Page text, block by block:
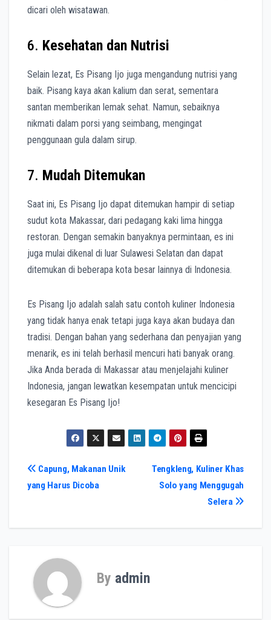
dicari oleh wisatawan.
6. Kesehatan dan Nutrisi
Selain lezat, Es Pisang Ijo juga mengandung nutrisi yang
baik. Pisang kaya akan kalium dan serat, sementara
santan memberikan lemak sehat. Namun, sebaiknya
nikmati dalam porsi yang seimbang, mengingat
penggunaan gula dalam sirup.
7. Mudah Ditemukan
Saat ini, Es Pisang Ijo dapat ditemukan hampir di setiap
sudut kota Makassar, dari pedagang kaki lima hingga
restoran. Dengan semakin banyaknya permintaan, es ini
juga mulai dikenal di luar Sulawesi Selatan dan dapat
ditemukan di beberapa kota besar lainnya di Indonesia.
Es Pisang Ijo adalah salah satu contoh kuliner Indonesia
yang tidak hanya enak tetapi juga kaya akan budaya dan
tradisi. Dengan bahan yang sederhana dan penyajian yang
menarik, es ini telah berhasil mencuri hati banyak orang.
Jika Anda berada di Makassar atau menjelajahi kuliner
Indonesia, jangan lewatkan kesempatan untuk mencicipi
kesegaran Es Pisang Ijo!
Post
navigation
Tengkleng, Kuliner Khas
Solo yang Menggugah
Selera
Capung, Makanan Unik
yang Harus Dicoba
By admin